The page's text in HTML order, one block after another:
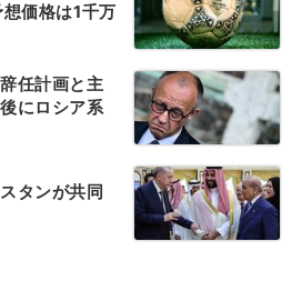
価格は1千万
任計画と主
にロシア系
タンが共同